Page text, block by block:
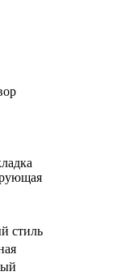
стиль